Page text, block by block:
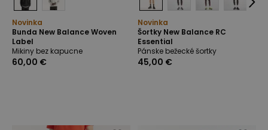
Novinka
Bunda New Balance Woven
Label
Mikiny bez kapucne
60,00 €
Novinka
Šortky New Balance RC
Essential
Pánske bežecké šortky
45,00 €